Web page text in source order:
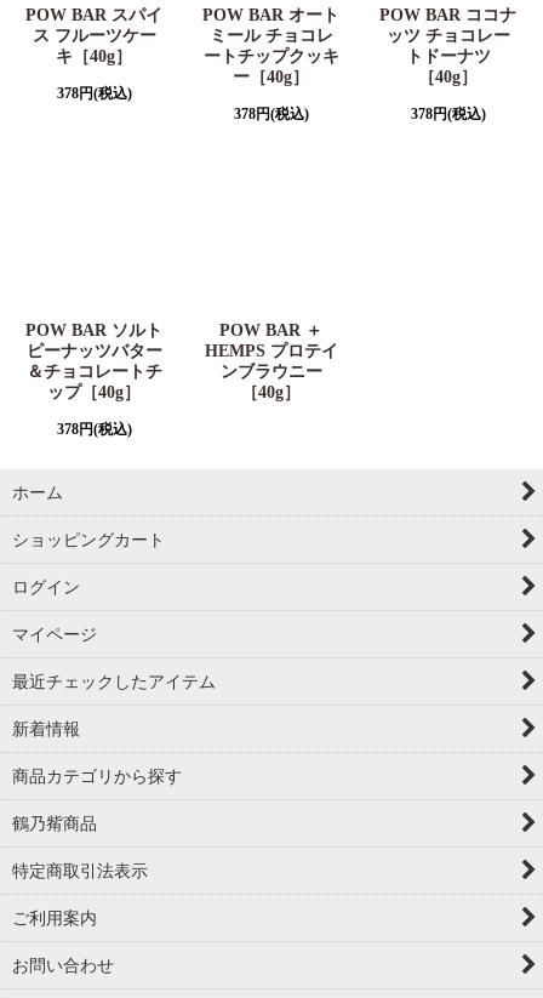
POW BAR スパイ
ス フルーツケー
キ［40g］
378円(税込)
POW BAR オート
ミール チョコレ
ートチップクッキ
ー［40g］
378円(税込)
POW BAR ココナ
ッツ チョコレー
トドーナツ
［40g］
378円(税込)
POW BAR ソルト
ピーナッツバター
＆チョコレートチ
ップ［40g］
378円(税込)
POW BAR ＋
HEMPS プロテイ
ンブラウニー
［40g］
ホーム
ショッピングカート
ログイン
マイページ
最近チェックしたアイテム
新着情報
商品カテゴリから探す
鶴乃觜商品
特定商取引法表示
ご利用案内
お問い合わせ